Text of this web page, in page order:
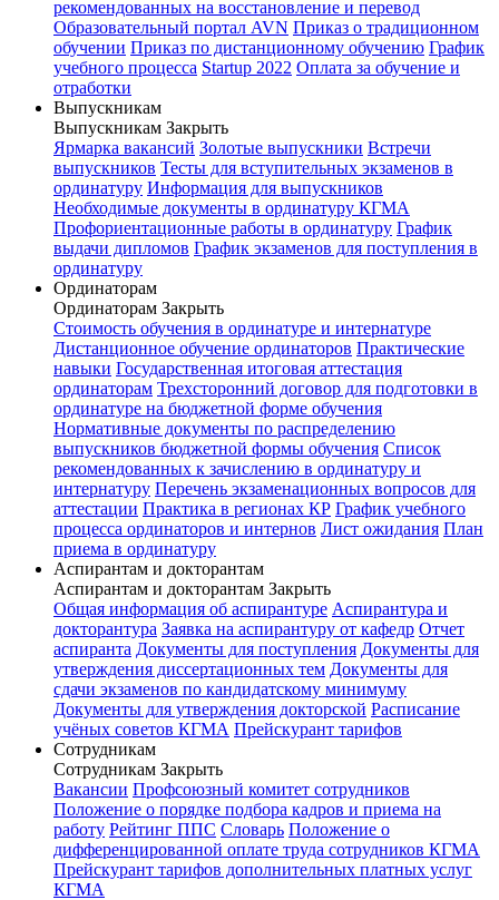
рекомендованных на восстановление и перевод
Образовательный портал AVN Приказ о традиционном
обучении Приказ по дистанционному обучению График
учебного процесса Startup 2022 Оплата за обучение и
отработки
Выпускникам
Выпускникам Закрыть
Ярмарка вакансий Золотые выпускники Встречи
выпускников Тесты для вступительных экзаменов в
ординатуру Информация для выпускников
Необходимые документы в ординатуру КГМА
Профориентационные работы в ординатуру График
выдачи дипломов График экзаменов для поступления в
ординатуру
Ординаторам
Ординаторам Закрыть
Стоимость обучения в ординатуре и интернатуре
Дистанционное обучение ординаторов Практические
навыки Государственная итоговая аттестация
ординаторам Трехсторонний договор для подготовки в
ординатуре на бюджетной форме обучения
Нормативные документы по распределению
выпускников бюджетной формы обучения Список
рекомендованных к зачислению в ординатуру и
интернатуру Перечень экзаменационных вопросов для
аттестации Практика в регионах КР График учебного
процесса ординаторов и интернов Лист ожидания План
приема в ординатуру
Аспирантам и докторантам
Аспирантам и докторантам Закрыть
Общая информация об аспирантуре Аспирантура и
докторантура Заявка на аспирантуру от кафедр Отчет
аспиранта Документы для поступления Документы для
утверждения диссертационных тем Документы для
сдачи экзаменов по кандидатскому минимуму
Документы для утверждения докторской Расписание
учёных советов КГМА Прейскурант тарифов
Сотрудникам
Сотрудникам Закрыть
Вакансии Профсоюзный комитет сотрудников
Положение о порядке подбора кадров и приема на
работу Рейтинг ППС Словарь Положение о
дифференцированной оплате труда сотрудников КГМА
Прейскурант тарифов дополнительных платных услуг
КГМА